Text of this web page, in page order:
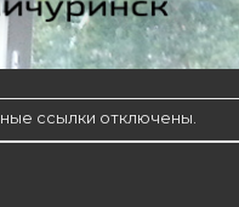
ссылки отключены.